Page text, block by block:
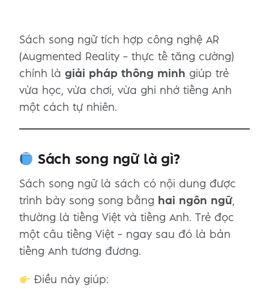
Sách song ngữ tích hợp công nghệ AR
(Augmented Reality – thực tế tăng cường)
chính là giải pháp thông minh giúp trẻ
vừa học, vừa chơi, vừa ghi nhớ tiếng Anh
một cách tự nhiên.
Sách song ngữ là gì?
Sách song ngữ là sách có nội dung được
trình bày song song bằng
hai ngôn ngữ
thường là tiếng Việt và tiếng Anh. Trẻ đọc
một câu tiếng Việt – ngay sau đó là bản
tiếng Anh tương đương.
Điều này giúp: